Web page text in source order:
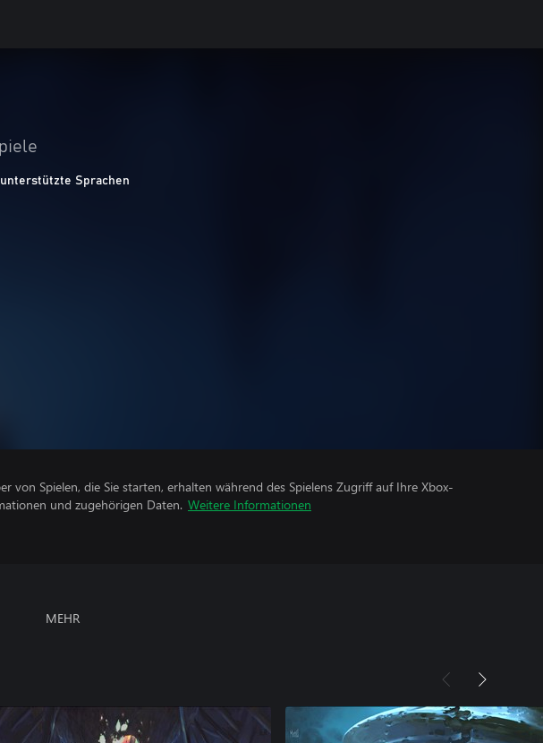
Sprachen
von Spielen, die Sie starten, erhalten während des Spielens Zugriff auf Ihre Xbox-
und zugehörigen Daten. Weitere Informationen
MEHR